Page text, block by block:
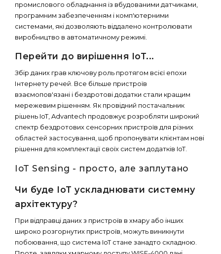
промислового обладнання із вбудованими датчиками,
програмним забезпеченням і комп'ютерними
системами, які дозволяють віддалено контролювати
виробництво в автоматичному режимі.
Перейти до вирішення IoT...
Збір даних грав ключову роль протягом всієї епохи
Інтернету речей. Все більше пристроїв
взаємопов'язані і бездротові додатки стали кращим
мережевим рішенням. Як провідний постачальник
рішень IoT, Advantech продовжує розробляти широкий
спектр бездротових сенсорних пристроїв для різних
областей застосування, щоб пропонувати клієнтам нові
рішення для комплектації своїх систем додатків IoT.
IoT Sensing - просто, але заплутано
Чи буде IoT ускладнювати системну
архітектуру?
При відправці даних з пристроїв в хмару або інших
широко розгорнутих пристроїв, можуть виникнути
побоювання, що система IoT стане занадто складною.